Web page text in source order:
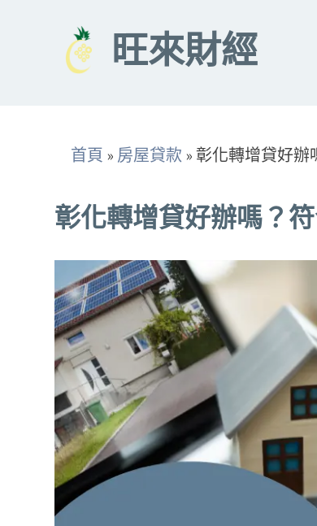
旺來財經
首頁 » 房屋貸款 » 彰化轉增貸好辦
彰化轉增貸好辦嗎？